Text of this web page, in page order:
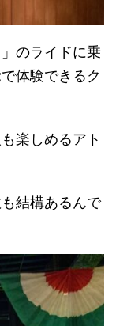
のライドに乗
体験できるク
楽しめるアト
結構あるんで